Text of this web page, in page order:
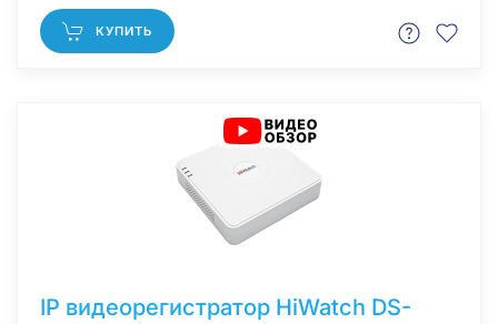
КУПИТЬ
IP видеорегистратор HiWatch DS-